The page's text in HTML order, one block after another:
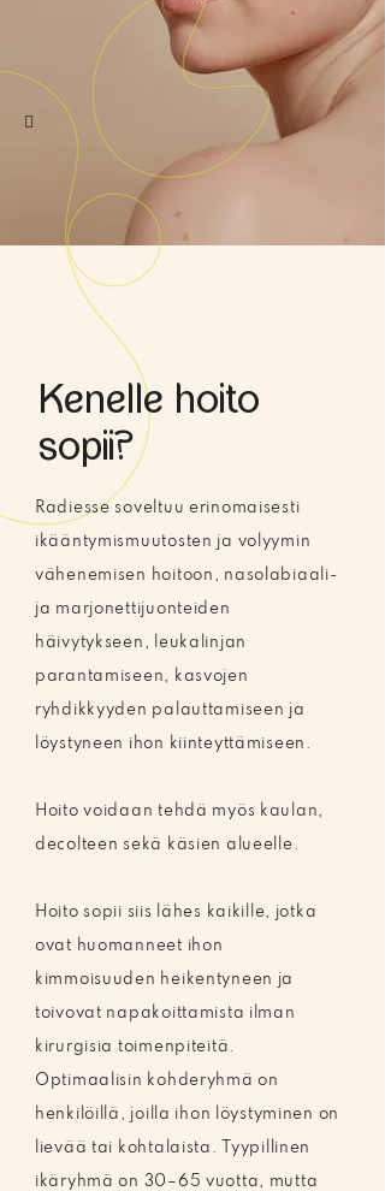

Radiesse soveltuu erinomaisesti
ikääntymismuutosten ja volyymin
vähenemisen hoitoon, nasolabiaali-
ja marjonettijuonteiden
häivytykseen, leukalinjan
parantamiseen, kasvojen
ryhdikkyyden palauttamiseen ja
löystyneen ihon kiinteyttämiseen.
Hoito voidaan tehdä myös kaulan,
decolteen sekä käsien alueelle.
Hoito sopii siis lähes kaikille, jotka
ovat huomanneet ihon
kimmoisuuden heikentyneen ja
toivovat napakoittamista ilman
kirurgisia toimenpiteitä.
Optimaalisin kohderyhmä on
henkilöillä, joilla ihon löystyminen on
lievää tai kohtalaista. Tyypillinen
ikäryhmä on 30–65 vuotta, mutta
Kenelle hoito
sopii?